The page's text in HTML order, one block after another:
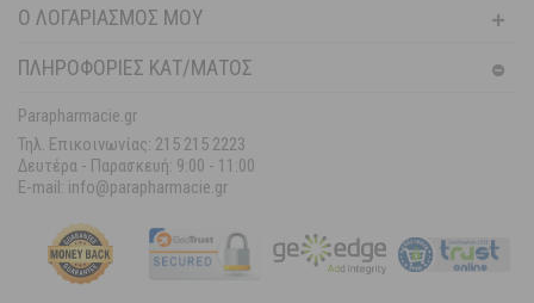
Ο ΛΟΓΑΡΙΑΣΜΌΣ ΜΟΥ
ΠΛΗΡΟΦΟΡΙΕΣ ΚΑΤ/ΜΑΤΟΣ
Parapharmacie.gr
Τηλ. Επικοινωνίας: 215 215 2223
Δευτέρα - Παρασκευή: 9:00 - 11:00
E-mail: info@parapharmacie.gr